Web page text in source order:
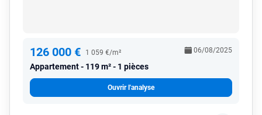
126 000 € 1 059 €/m²
Appartement 119 m² - 1 pièces
06/08/2025
Ouvrir l'analyse